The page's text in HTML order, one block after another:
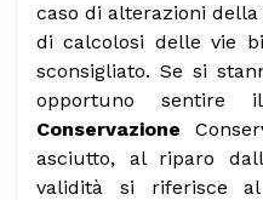
caso di alterazioni
di calcolosi delle vie
sconsigliato. Se si
opportuno sentire
Conservazione
asciutto, al riparo
validità si riferisce al